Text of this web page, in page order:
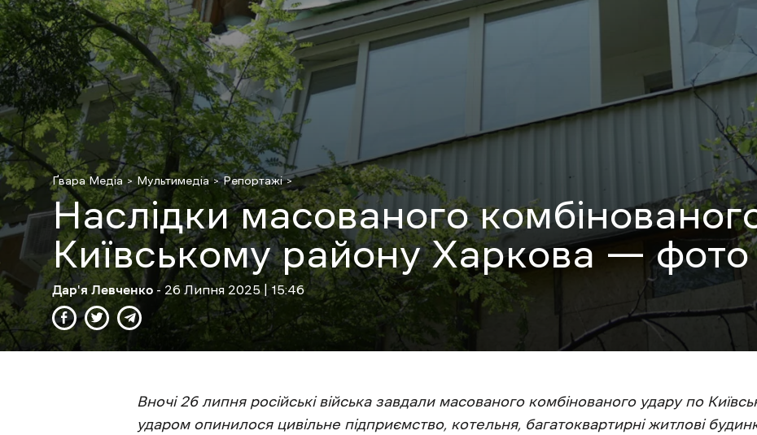
Ґвара Медіа Мультимедіа Репортажі
Наслідки масованого
Київському району Харкова — фото
Дар'я Левченко - 26 Липня 2025 | 15:46
Вночі 26 липня російські війська завдали масованого комбінованого удару по
ударом опинилося цивільне підприємство, котельня, багатоквартирні житлові